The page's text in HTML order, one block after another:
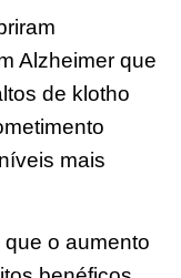
Alzheimer que
de klotho
mais
o aumento